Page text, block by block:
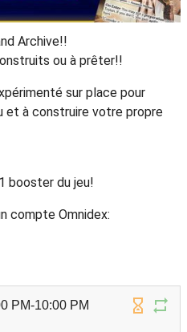
Archive!!
ou à prêter!!
sur place pour
et à construire votre propre
booster du jeu!
compte Omnidex:
PM-10:00 PM